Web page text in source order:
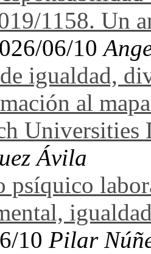
1158. Un
06/10
igualdad,
al
Universities
Ávila
psíquico
10 Pilar